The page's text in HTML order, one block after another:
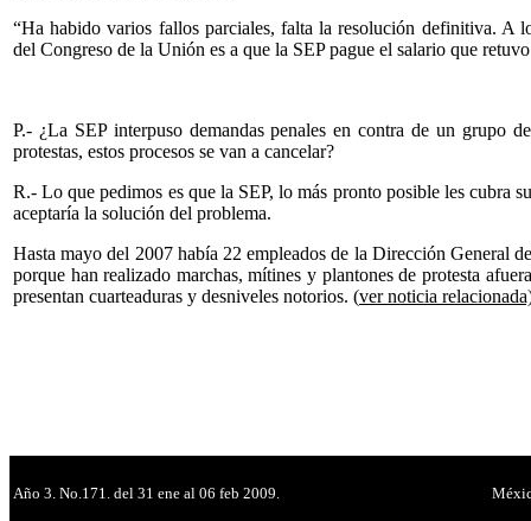
“Ha habido varios fallos parciales, falta la resolución definitiva. A
del Congreso de la Unión es a que la SEP pague el salario que
P.- ¿La SEP interpuso demandas penales en contra de un grupo
protestas, estos procesos se van a cancelar?
R.- Lo que pedimos es que la SEP, lo más pronto posible les cubra
aceptaría la solución del problema.
Hasta mayo del 2007 había 22 empleados de la Dirección General
porque han realizado marchas, mítines y plantones de protesta
presentan cuarteaduras y desniveles notorios. (ver noticia
Año 3. No.171. del 31 ene al 06 feb 2009.